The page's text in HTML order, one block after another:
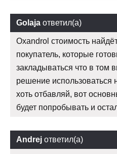
Golaja ответил(а)
Oxandrol стоимость
покупатель, которые
закладываться что в том
решение использоваться
хоть отбавляй, вот
будет попробывать и
Andrej ответил(а)